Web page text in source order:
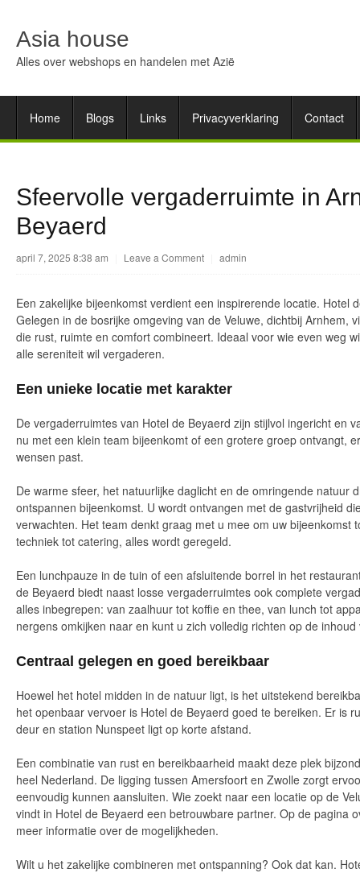
Asia house
Alles over webshops en handelen met Azië
Home Blogs Links Privacyverklaring Contact
Sfeervolle vergaderruimte in
Beyaerd
april 7, 2025 8:38 am Leave a Comment admin
Een zakelijke bijeenkomst verdient een inspirerende locatie. Hotel
Gelegen in de bosrijke omgeving van de Veluwe, dichtbij Arnhem,
die rust, ruimte en comfort combineert. Ideaal voor wie even weg
alle sereniteit wil vergaderen.
Een unieke locatie met karakter
De vergaderruimtes van Hotel de Beyaerd zijn stijlvol ingericht en
nu met een klein team bijeenkomt of een grotere groep ontvangt,
wensen past.
De warme sfeer, het natuurlijke daglicht en de omringende natuur
ontspannen bijeenkomst. U wordt ontvangen met de gastvrijheid
verwachten. Het team denkt graag met u mee om uw bijeenkomst
techniek tot catering, alles wordt geregeld.
Een lunchpauze in de tuin of een afsluitende borrel in het
de Beyaerd biedt naast losse vergaderruimtes ook complete
alles inbegrepen: van zaalhuur tot koffie en thee, van lunch tot
nergens omkijken naar en kunt u zich volledig richten op de
Centraal gelegen en goed bereikbaar
Hoewel het hotel midden in de natuur ligt, is het uitstekend
het openbaar vervoer is Hotel de Beyaerd goed te bereiken. Er is
deur en station Nunspeet ligt op korte afstand.
Een combinatie van rust en bereikbaarheid maakt deze plek
heel Nederland. De ligging tussen Amersfoort en Zwolle zorgt
eenvoudig kunnen aansluiten. Wie zoekt naar een locatie op de
vindt in Hotel de Beyaerd een betrouwbare partner. Op de pagina
meer informatie over de mogelijkheden.
Wilt u het zakelijke combineren met ontspanning? Ook dat kan.